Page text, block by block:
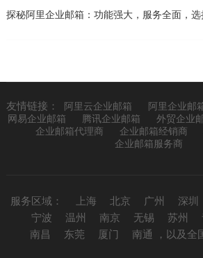
探秘阿里企业邮箱：功能强大，服务全面，
友情链接： 阿里云企业邮箱 阿里企业邮
网易企业邮箱
腾讯企业邮箱 外贸企业
企业邮箱代理商
企业邮箱经销商
企业邮箱服务商
服务区域： 上海 北京 广州 深圳
宁波
温州 南京 无锡 苏州
南昌
东莞 厦门 南通 ，以及全